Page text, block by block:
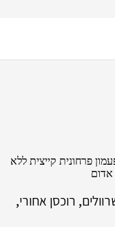
פרחונית קייצית ללא
אדום
רוכסן אחורי,